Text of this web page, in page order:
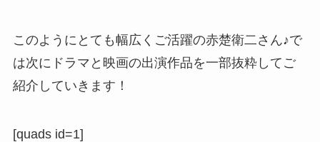
このようにとても幅広くご活躍の赤楚衛二さん♪で
は次にドラマと映画の出演作品を一部抜粋してご
紹介していきます！
[quads id=1]